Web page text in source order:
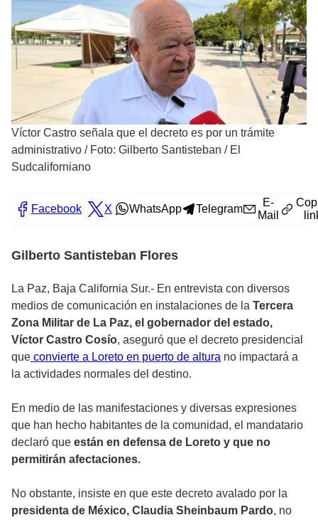
Víctor Castro señala que el decreto es por un trámite
administrativo / Foto: Gilberto Santisteban / El
Sudcaliforniano
Facebook X WhatsApp Telegram
E-
Mail
Gilberto Santisteban Flores
La Paz, Baja California Sur.- En entrevista con diversos
medios de comunicación en instalaciones de la Tercera
Zona Militar de La Paz, el gobernador del estado,
Víctor Castro Cosío, aseguró que el decreto presidencial
que convierte a Loreto en puerto de altura no impactará a
la actividades normales del destino.
En medio de las manifestaciones y diversas expresiones
que han hecho habitantes de la comunidad, el mandatario
declaró que están en defensa de Loreto y que no
permitirán afectaciones.
No obstante, insiste en que este decreto avalado por la
presidenta de México, Claudia Sheinbaum Pardo, no